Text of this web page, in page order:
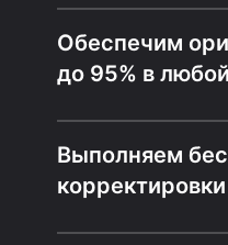
Обеспечим
до 95% в
Выполняем
корректировки